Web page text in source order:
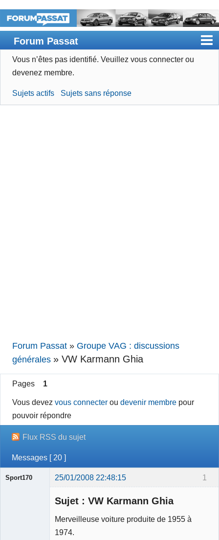
Forum Passat
Accueil
Devenir membre
Vous n’êtes pas identifié. Veuillez vous connecter ou
devenez membre.
Sujets actifs Sujets sans réponse
Forum Passat » Groupe VAG : discussions
générales »VW Karmann Ghia
Pages 1
Vous devezvous connecter oudevenir membre pour
pouvoir répondre
Flux RSS du sujet
Messages [ 20 ]
1
Sport170 25/01/2008 22:48:15
Sujet : VW Karmann Ghia
Merveilleuse voiture produite de 1955 à
1974.